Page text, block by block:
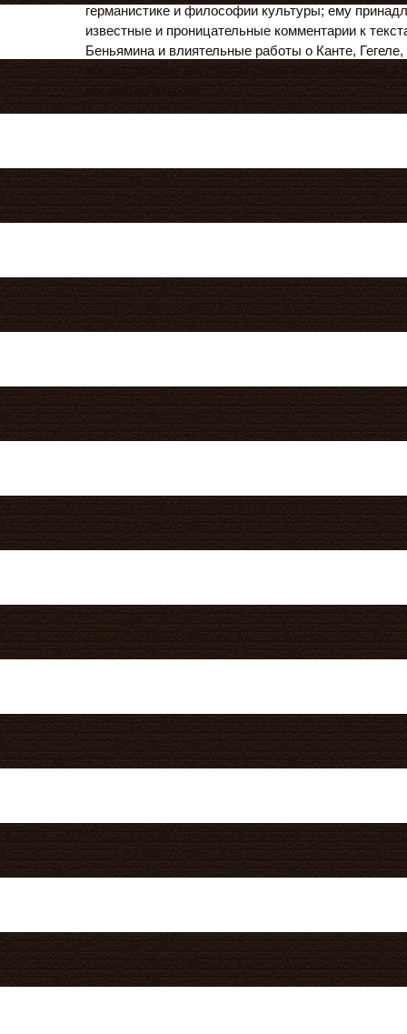
германистике и философии культуры; ему
известные и проницательные комментарии к
Беньямина и влиятельные работы о Канте,
других. Многие его статьи стали классическими и
несколько языков.